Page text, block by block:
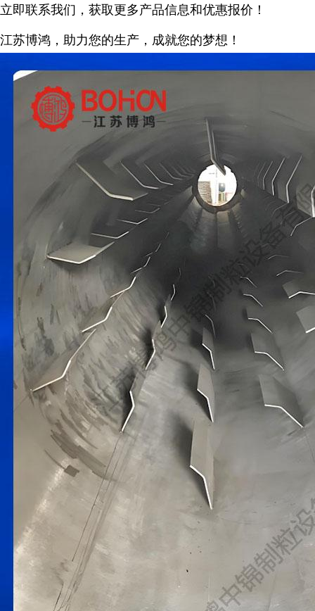
立即联系我们，获取更多产品信息和优惠报价！
江苏博鸿， 助力您的生产，成就您的梦想！